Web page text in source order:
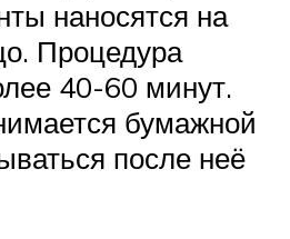
наносятся на
Процедура
40-60 минут.
бумажной
после неё